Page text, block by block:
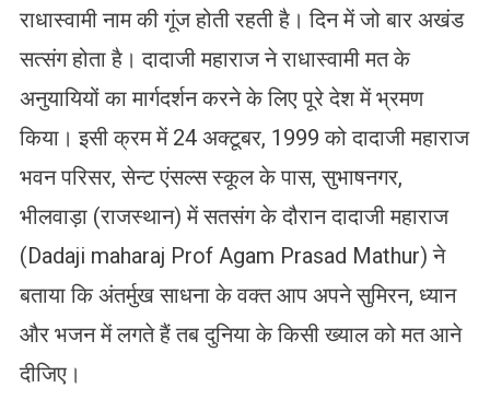
राधास्वामी नाम की गूंज होती रहती है। दिन में जो बार अखंड
सत्संग होता है। दादाजी महाराज ने राधास्वामी मत के
अनुयायियों का मार्गदर्शन करने के लिए पूरे देश में भ्रमण
किया। इसी क्रम में 24 अक्टूबर, 1999 को दादाजी महाराज
भवन परिसर, सेन्ट एंसल्स स्कूल के पास, सुभाषनगर,
भीलवाड़ा (राजस्थान) में सतसंग के दौरान दादाजी महाराज
(Dadaji maharaj Prof Agam Prasad Mathur) ने
बताया कि अंतर्मुख साधना के वक्त आप अपने सुमिरन, ध्यान
और भजन में लगते हैं तब दुनिया के किसी ख्याल को मत आने
दीजिए।